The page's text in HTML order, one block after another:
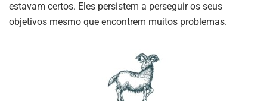
estavam certos. Eles persistem a perseguir os seus
objetivos mesmo que encontrem muitos problemas.